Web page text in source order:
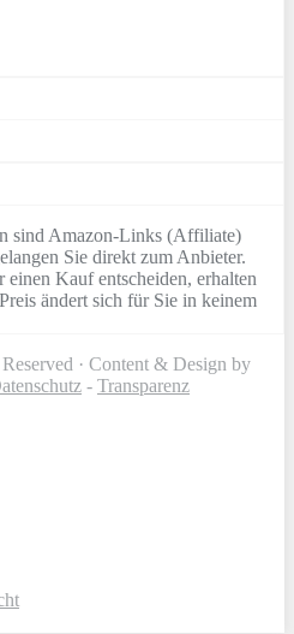
sind Amazon-Links (Affiliate)
Sie direkt zum Anbieter.
einen Kauf entscheiden, erhalten
ändert sich für Sie in keinem
· Content & Design by
- Transparenz